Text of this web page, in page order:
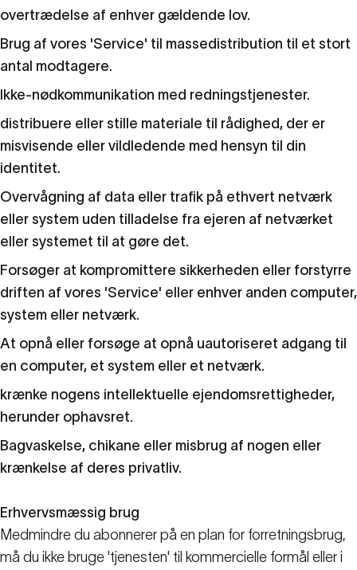
overtrædelse af enhver gældende lov.
Brug af vores 'Service' til massedistribution til et stort
antal modtagere.
Ikke-nødkommunikation med redningstjenester.
distribuere eller stille materiale til rådighed, der er
misvisende eller vildledende med hensyn til din
identitet.
Overvågning af data eller trafik på ethvert netværk
eller system uden tilladelse fra ejeren af netværket
eller systemet til at gøre det.
Forsøger at kompromittere sikkerheden eller forstyrre
driften af vores 'Service' eller enhver anden computer,
system eller netværk.
At opnå eller forsøge at opnå uautoriseret adgang til
en computer, et system eller et netværk.
krænke nogens intellektuelle ejendomsrettigheder,
herunder ophavsret.
Bagvaskelse, chikane eller misbrug af nogen eller
krænkelse af deres privatliv.
Erhvervsmæssig brug
Medmindre du abonnerer på en plan for forretningsbrug,
må du ikke bruge 'tjenesten' til kommercielle formål eller i